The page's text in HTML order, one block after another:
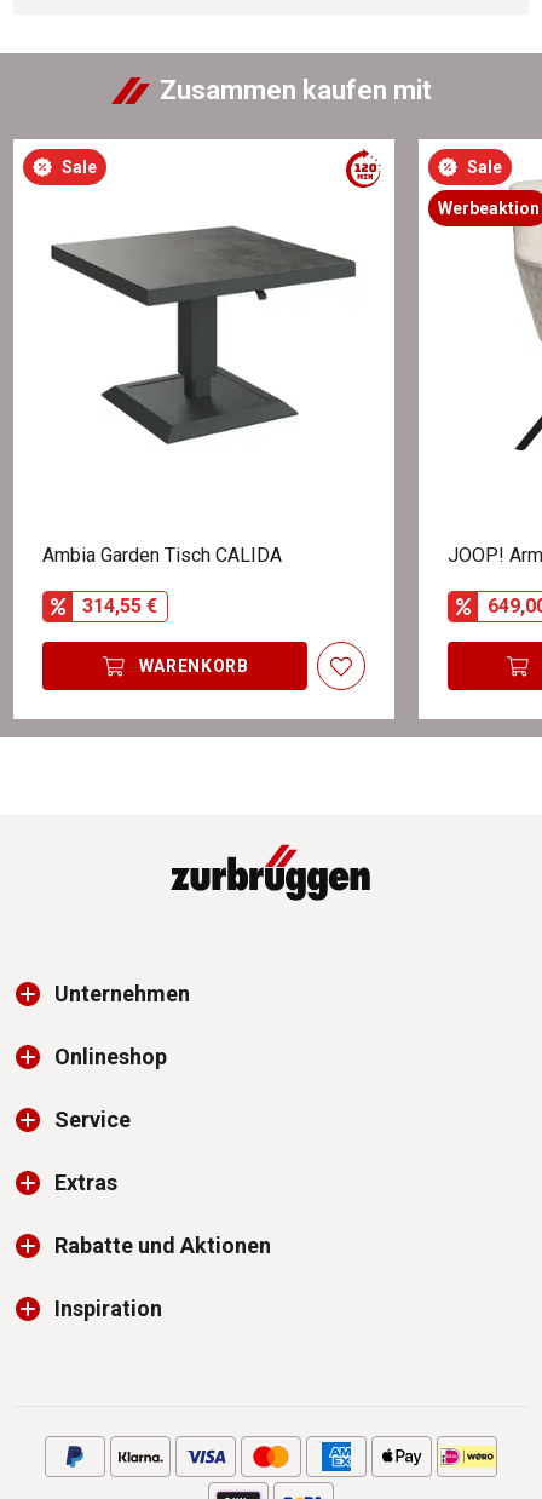
Zusammen kaufen mit
Sale
Ambia Garden Tisch CALIDA
314,55 €
WARENKORB
Sale
Werbeaktion
JOOP!
Unternehmen
Onlineshop
Service
Extras
Rabatte und Aktionen
Inspiration